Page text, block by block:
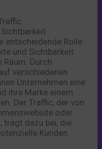
entscheidende Rolle
und Sichtbarkeit
Durch
verschiedenen
Unternehmen eine
ihre Marke einem
Der Traffic, der von
oder
trägt dazu bei, die
Kunden